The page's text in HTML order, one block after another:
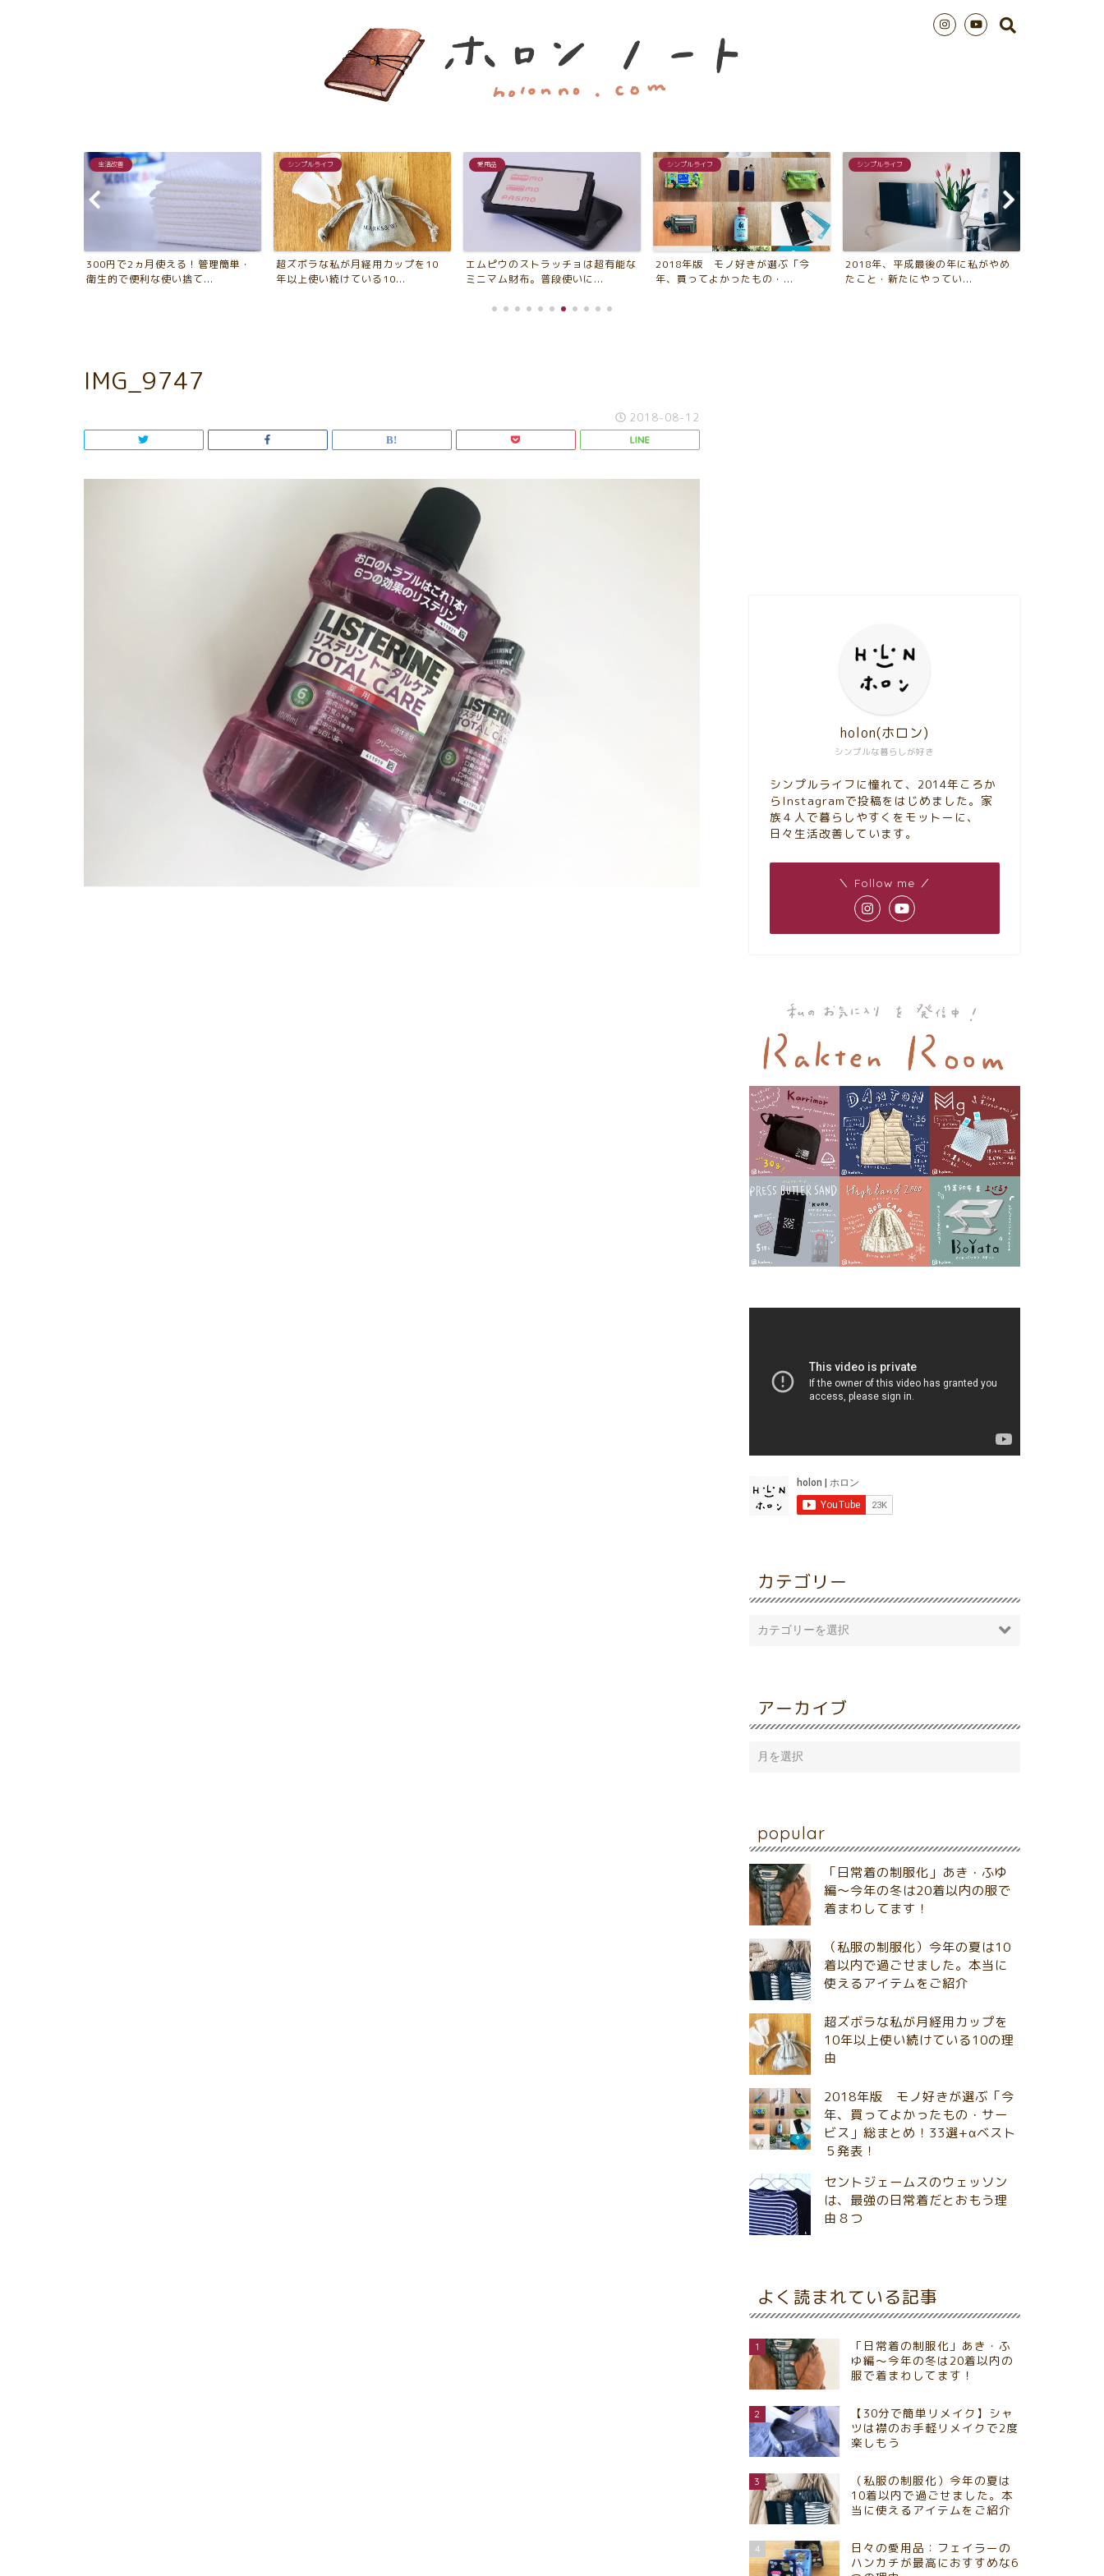
シンプルライフ
超ズボラな私が月経用カップを10
年以上使い続けている10...
愛用品
エムピウのストラッチョは超有能な
ミニマム財布。普段使いに...
シンプルライフ
2018年版 モノ好きが選ぶ「今
年、買ってよかったもの・...
シンプルライフ
2018年、平成最後の年に私がやめ
たこと・新たにやってい...
インテリアTips
アルテック棚でリビングに「飾るス
ペース」を作る4つのメリ...
IMG_9747
2018-08-12
シンプルな暮らしが好き
holon(ホロン)
シンプルライフに憧れて、2014年ころか
らInstagramで投稿をはじめました。家
族４人で暮らしやすくをモットーに、
日々生活改善しています。
＼ Follow me ／
カテゴリー
アーカイブ
popular
「日常着の制服化」あき・ふゆ
編～今年の冬は20着以内の服で
着まわしてます！
（私服の制服化）今年の夏は10
着以内で過ごせました。本当に
使えるアイテムをご紹介
超ズボラな私が月経用カップを
10年以上使い続けている10の理
由
2018年版 モノ好きが選ぶ「今
年、買ってよかったもの・サー
ビス」総まとめ！33選+αベスト
５発表！
セントジェームスのウェッソン
は、最強の日常着だとおもう理
由８つ
よく読まれている記事
1
「日常着の制服化」あき・ふ
ゆ編～今年の冬は20着以内の
服で着まわしてます！
2
【30分で簡単リメイク】シャ
ツは襟のお手軽リメイクで2度
楽しもう
3
（私服の制服化）今年の夏は
10着以内で過ごせました。本
当に使えるアイテムをご紹介
4
日々の愛用品：フェイラーの
ハンカチが最高におすすめな6